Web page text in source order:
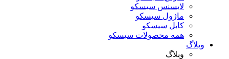
لایسنس سیسکو
ماژول سیسکو
کابل سیسکو
همه محصولات سیسکو
وبلاگ
وبلاگ